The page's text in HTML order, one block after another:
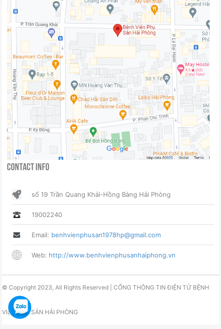
Contact Info
số 19 Trần Quang Khải-Hồng Bàng Hải Phòng
19002240
Email: benhvienphusan1978hp@gmail.com
Web: http://www.benhvienphusanhaiphong.vn
© Copyright 2023, All Rights Reserved | CỔNG THÔNG TIN ĐIỆN TỬ BỆNH
VIỆN PHỤ SẢN HẢI PHÒNG